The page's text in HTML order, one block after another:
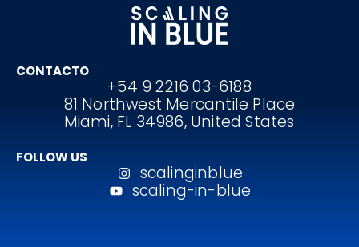
CONTACTO
+54 9 2216 03-6188
81 Northwest Mercantile Place
Miami, FL 34986, United States
FOLLOW US
scalinginblue
scaling-in-blue